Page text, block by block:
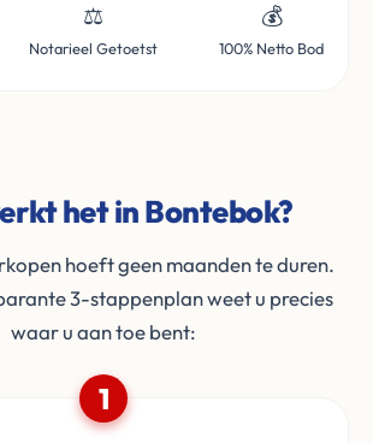
⚖️
Notarieel Getoetst
💰
100% Netto Bod
het in Bontebok?
hoeft geen maanden te duren.
3-stappenplan weet u precies
waar u aan toe bent:
1